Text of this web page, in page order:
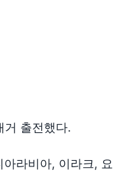
거 출전했다.
라비아, 이라크, 요